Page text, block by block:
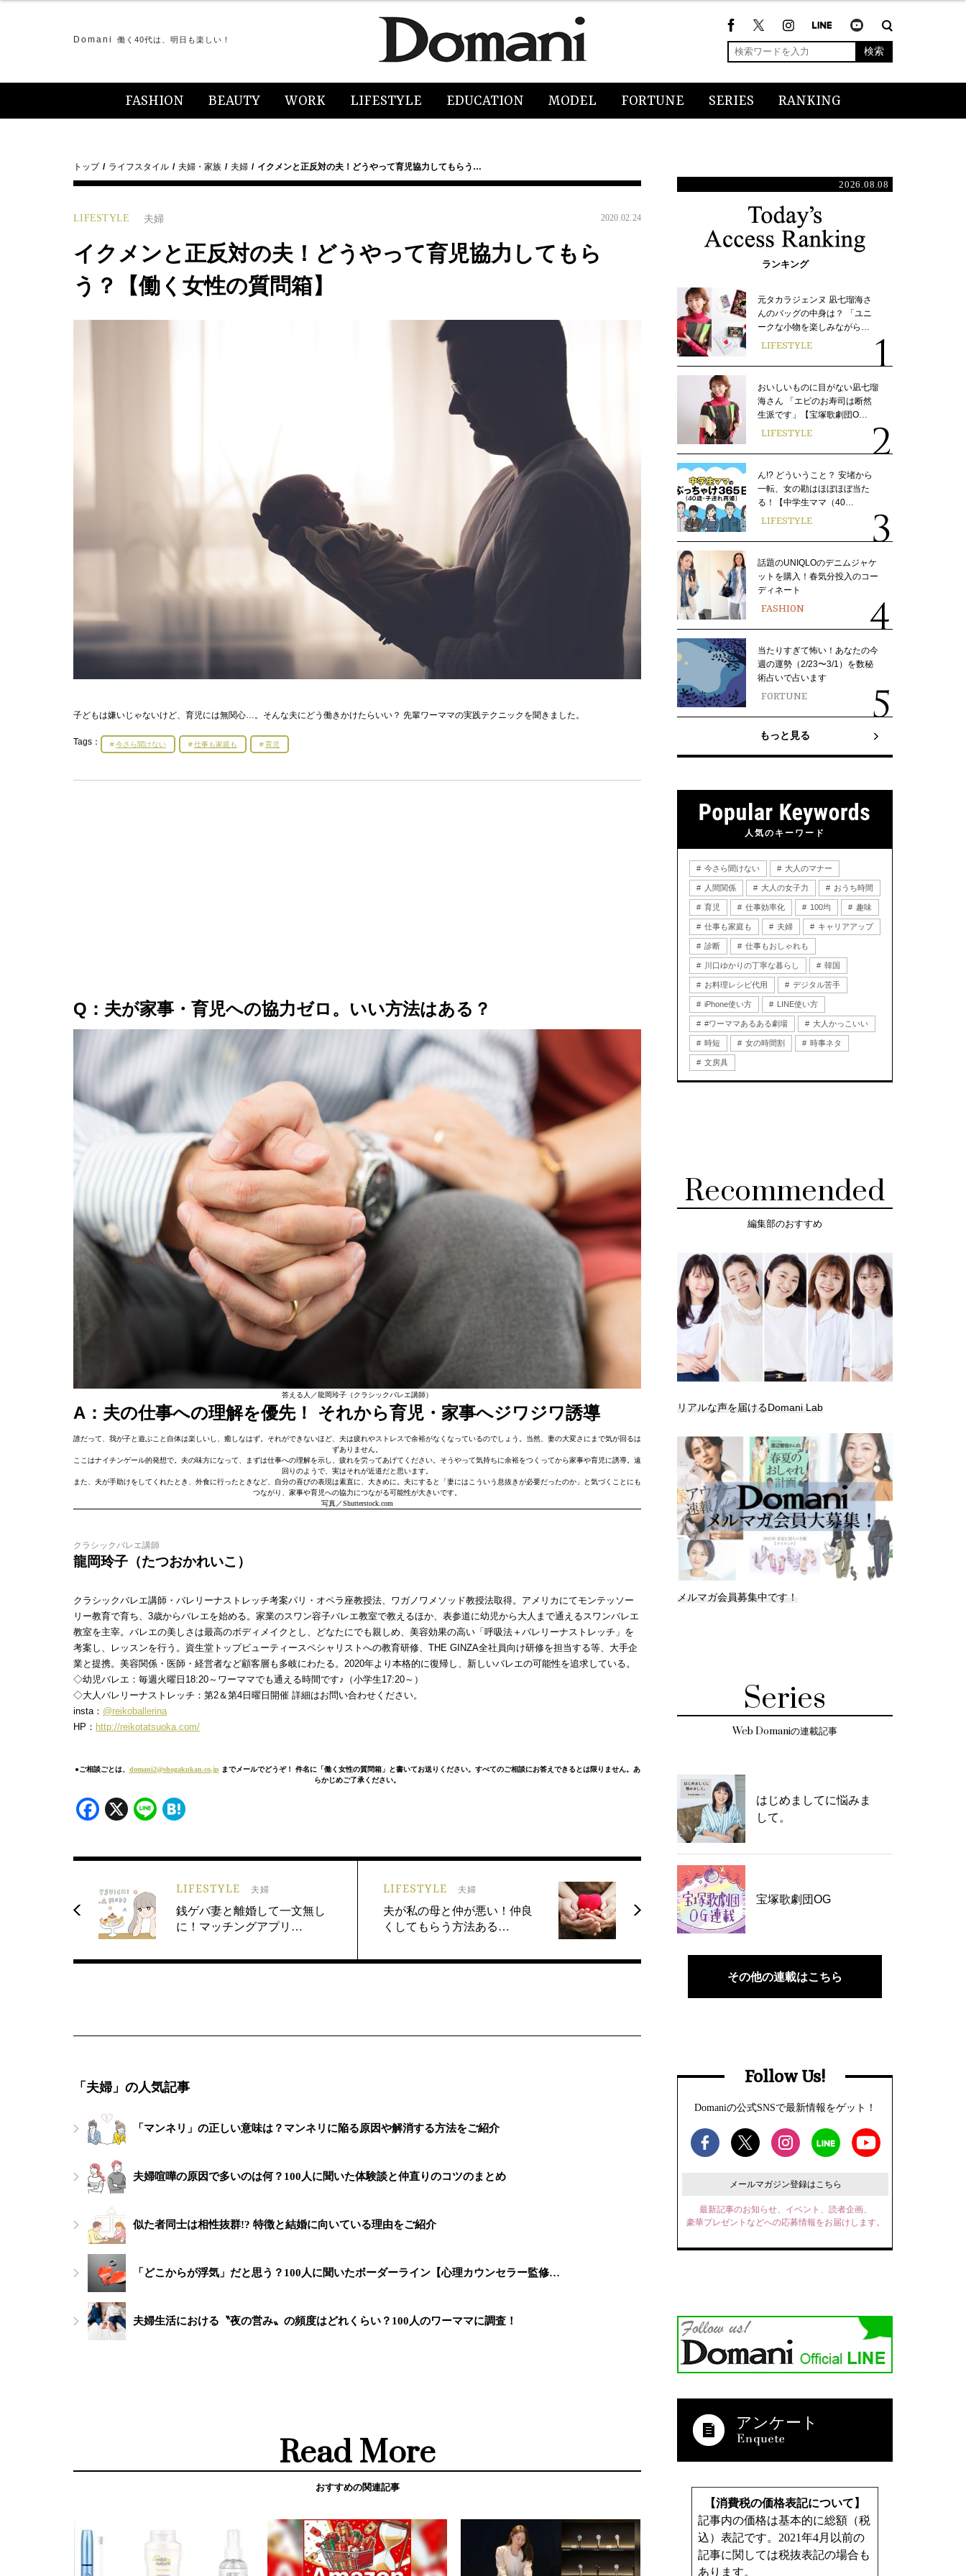
Domani 働く40代は、明日も楽しい！
検索
FASHION BEAUTY WORK LIFESTYLE EDUCATION MODEL FORTUNE SERIES RANKING
トップ ライフスタイル 夫婦・家族 夫婦 イクメンと正反対の夫！どうやって育児協力してもらう…
LIFESTYLE 夫婦 2020.02.24
イクメンと正反対の夫！どうやって育児協力してもら
う？【働く女性の質問箱】
子どもは嫌いじゃないけど、育児には無関心…。そんな夫にどう働きかけたらいい？ 先輩ワーママの実践テクニックを聞きました。
Tags： 今さら聞けない 仕事も家庭も 育児
Q：夫が家事・育児への協力ゼロ。いい方法はある？
答える人／龍岡玲子（クラシックバレエ講師）
A：夫の仕事への理解を優先！ それから育児・家事へジワジワ誘導
誰だって、我が子と遊ぶこと自体は楽しいし、癒しなはず。それができないほど、夫は疲れやストレスで余裕がなくなっているのでしょう。当然、妻の大変さにまで気が回るは
ずありません。
ここはナイチンゲール的発想で。夫の味方になって、まずは仕事への理解を示し、疲れを労ってあげてください。そうやって気持ちに余裕をつくってから家事や育児に誘導。遠
回りのようで、実はそれが近道だと思います。
また、夫が手助けをしてくれたとき、外食に行ったときなど、自分の喜びの表現は素直に、大きめに。夫にすると「妻にはこういう息抜きが必要だったのか」と気づくことにも
つながり、家事や育児への協力につながる可能性が大きいです。
写真／Shutterstock.com
クラシックバレエ講師
龍岡玲子（たつおかれいこ）
クラシックバレエ講師・バレリーナストレッチ考案パリ・オペラ座教授法、ワガノワメソッド教授法取得。アメリカにてモンテッソー
リー教育で育ち、3歳からバレエを始める。家業のスワン容子バレエ教室で教えるほか、表参道に幼児から大人まで通えるスワンバレエ
教室を主宰。バレエの美しさは最高のボディメイクとし、どなたにでも親しめ、美容効果の高い「呼吸法＋バレリーナストレッチ」を
考案し、レッスンを行う。資生堂トップビューティースペシャリストへの教育研修、THE GINZA全社員向け研修を担当する等、大手企
業と提携。美容関係・医師・経営者など顧客層も多岐にわたる。2020年より本格的に復帰し、新しいバレエの可能性を追求している。
◇幼児バレエ：毎週火曜日18:20～ワーママでも通える時間です♪（小学生17:20～）
◇大人バレリーナストレッチ：第2＆第4日曜日開催 詳細はお問い合わせください。
insta： @reikoballerina
HP： http://reikotatsuoka.com/
●ご相談ごとは、 domani2@shogakukan.co.jp までメールでどうぞ！ 件名に「働く女性の質問箱」と書いてお送りください。すべてのご相談にお答えできるとは限りません。あ
らかじめご了承ください。
Facebook
X Line
LIFESTYLE 夫婦
銭ゲバ妻と離婚して一文無し
に！マッチングアプリ…
LIFESTYLE 夫婦
夫が私の母と仲が悪い！仲良
くしてもらう方法ある…
「夫婦」の人気記事
「マンネリ」の正しい意味は？マンネリに陥る原因や解消する方法をご紹介
夫婦喧嘩の原因で多いのは何？100人に聞いた体験談と仲直りのコツのまとめ
似た者同士は相性抜群!? 特徴と結婚に向いている理由をご紹介
「どこからが浮気」だと思う？100人に聞いたボーダーライン【心理カウンセラー監修…
夫婦生活における〝夜の営み〟の頻度はどれくらい？100人のワーママに調査！
Read More
おすすめの関連記事
2026.08.08
ランキング
元タカラジェンヌ 凪七瑠海さ
んのバッグの中身は？ 「ユニ
ークな小物を楽しみながら…
LIFESTYLE
おいしいものに目がない凪七瑠
海さん 「エビのお寿司は断然
生派です」【宝塚歌劇団O…
LIFESTYLE
ん!? どういうこと？ 安堵から
一転、女の勘はほぼほぼ当た
る！【中学生ママ（40…
LIFESTYLE
話題のUNIQLOのデニムジャケ
ットを購入！春気分投入のコー
ディネート
FASHION
当たりすぎて怖い！あなたの今
週の運勢（2/23〜3/1）を数秘
術占いで占います
FORTUNE
もっと見る
人気のキーワード
今さら聞けない 大人のマナー
人間関係 大人の女子力 おうち時間
育児 仕事効率化 100均 趣味
仕事も家庭も 夫婦 キャリアアップ
診断 仕事もおしゃれも
川口ゆかりの丁寧な暮らし 韓国
お料理レシピ代用 デジタル苦手
iPhone使い方 LINE使い方
#ワーママあるある劇場 大人かっこいい
時短 女の時間割 時事ネタ
文房具
Recommended
編集部のおすすめ
リアルな声を届けるDomani Lab
メルマガ会員募集中です！
Series
Web Domaniの連載記事
はじめましてに悩みま
して。
宝塚歌劇団OG
その他の連載はこちら
Follow Us!
Domaniの公式SNSで最新情報をゲット！
メールマガジン登録はこちら
最新記事のお知らせ、イベント、読者企画、
豪華プレゼントなどへの応募情報をお届けします。
アンケート
【消費税の価格表記について】
記事内の価格は基本的に総額（税
込）表記です。2021年4月以前の
記事に関しては税抜表記の場合も
あります。